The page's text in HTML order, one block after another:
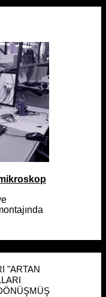
"ARTAN
"ARTAN